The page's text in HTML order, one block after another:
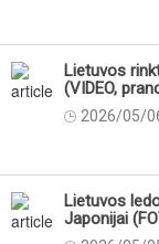
Lietuvos
(VIDEO,
2026/05/
Lietuvos
Japonijai